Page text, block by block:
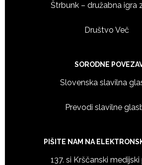
Štrbunk – družabna igra
Društvo Več
SORODNE
Slovenska slavilna
Prevodi slavilne
PIŠITE NAM NA
137. si Krščanski